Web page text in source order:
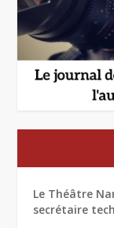
Le Théâtre
secrétaire